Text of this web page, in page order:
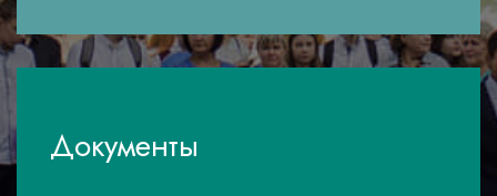
Документы